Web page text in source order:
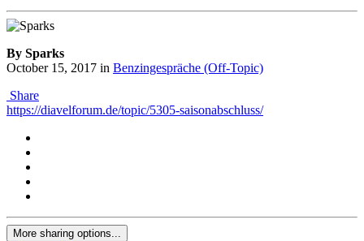
By Sparks
October 15, 2017 in Benzingespräche (Off-Topic)
Share
https://diavelforum.de/topic/5305-saisonabschluss/
More sharing options...